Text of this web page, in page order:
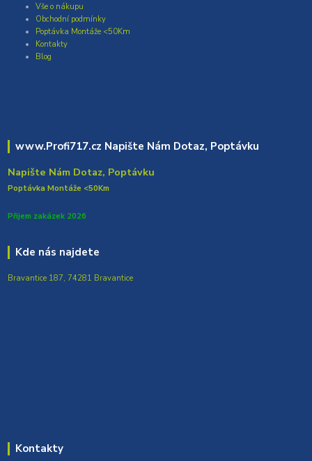
Vše o nákupu
Obchodní podmínky
Poptávka Montáže <50Km
Kontakty
Blog
www.Profi717.cz Napište Nám Dotaz, Poptávku
Napište Nám Dotaz, Poptávku
Poptávka Montáže <50Km
Přijem zakázek 2026
Kde nás najdete
Bravantice 187, 74281 Bravantice
Kontakty